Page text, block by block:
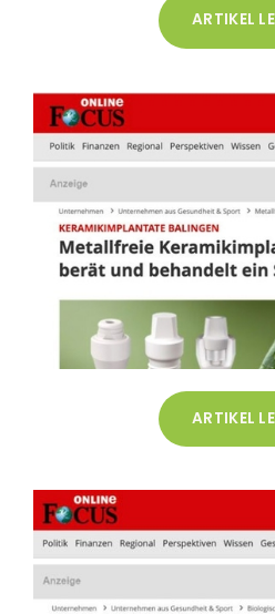
ARTIKEL
ARTIKEL